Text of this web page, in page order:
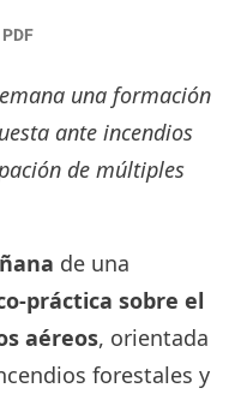
una formación
ante incendios
de múltiples
de una
práctica sobre el
aéreos, orientada
forestales y